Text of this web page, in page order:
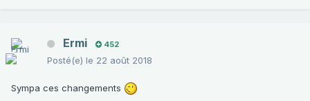
Ermi 452
Posté(e) le 22 août 2018
Sympa ces changements